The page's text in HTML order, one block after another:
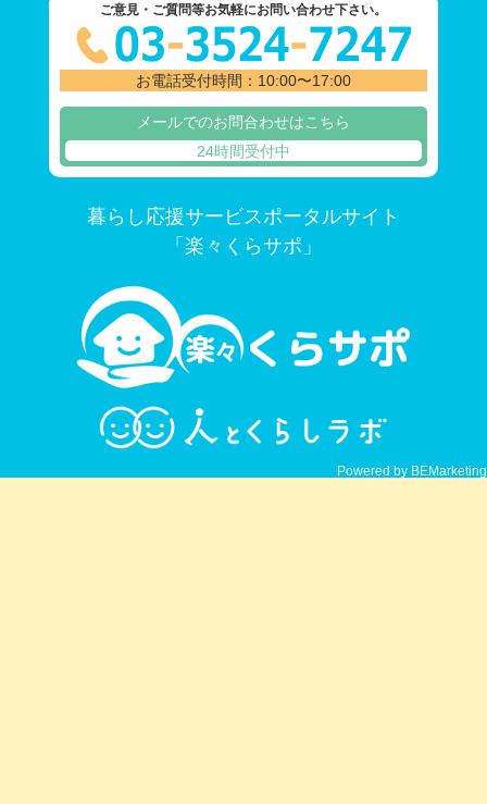
ご意見・ご質問等お気軽にお問い合わせ下さい。
お電話受付時間：10:00〜17:00
メールでのお問合わせはこちら
24時間受付中
暮らし応援サービスポータルサイト
「楽々くらサポ」
Powered by BEMarketing